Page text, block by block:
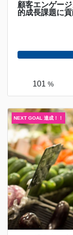
顧客エンゲー
的成長課題に貢
101 %